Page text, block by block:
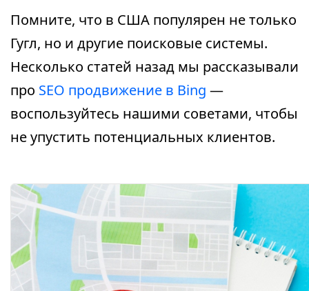
Помните, что в США популярен не только
Гугл, но и другие поисковые системы.
Несколько статей назад мы рассказывали
про SEO продвижение в Bing —
воспользуйтесь нашими советами, чтобы
не упустить потенциальных клиентов.